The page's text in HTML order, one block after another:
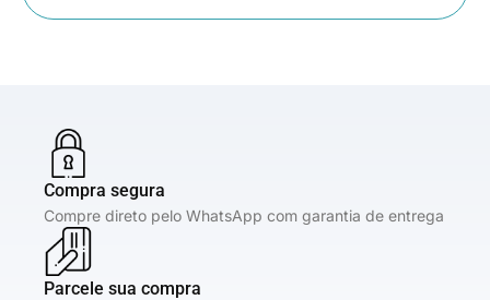
Compra segura
Compre direto pelo WhatsApp com garantia de entrega
Parcele sua compra